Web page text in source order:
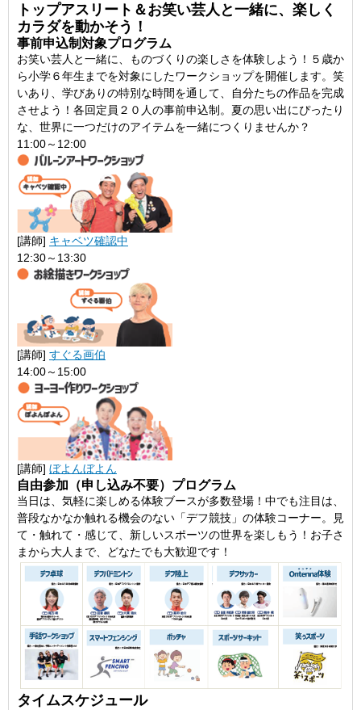
トップアスリート＆お笑い芸人と一緒に、楽しく
カラダを動かそう！
事前申込制対象プログラム
お笑い芸人と一緒に、ものづくりの楽しさを体験しよう！５歳か
ら小学６年生までを対象にしたワークショップを開催します。笑
いあり、学びありの特別な時間を通して、自分たちの作品を完成
させよう！各回定員２０人の事前申込制。夏の思い出にぴったり
な、世界に一つだけのアイテムを一緒につくりませんか？
11:00～12:00
[講師] キャベツ確認中
12:30～13:30
[講師] すぐる画伯
14:00～15:00
[講師] ぼよんぼよん
自由参加（申し込み不要）プログラム
当日は、気軽に楽しめる体験ブースが多数登場！中でも注目は、
普段なかなか触れる機会のない「デフ競技」の体験コーナー。見
て・触れて・感じて、新しいスポーツの世界を楽しもう！お子さ
まから大人まで、どなたでも大歓迎です！
タイムスケジュール